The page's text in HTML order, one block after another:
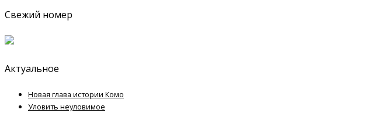
Свежий номер
Актуальное
Новая глава истории Комо
Уловить неуловимое